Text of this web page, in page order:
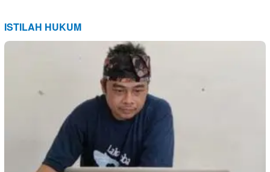
ISTILAH HUKUM